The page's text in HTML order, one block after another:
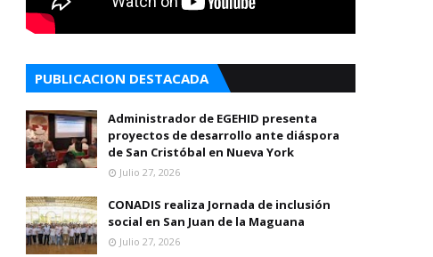
PUBLICACION DESTACADA
Administrador de EGEHID presenta
proyectos de desarrollo ante diáspora
de San Cristóbal en Nueva York
Julio 27, 2026
CONADIS realiza Jornada de inclusión
social en San Juan de la Maguana
Julio 27, 2026